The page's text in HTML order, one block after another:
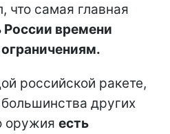
что самая главная
России времени
российской ракете,
других
оружия есть